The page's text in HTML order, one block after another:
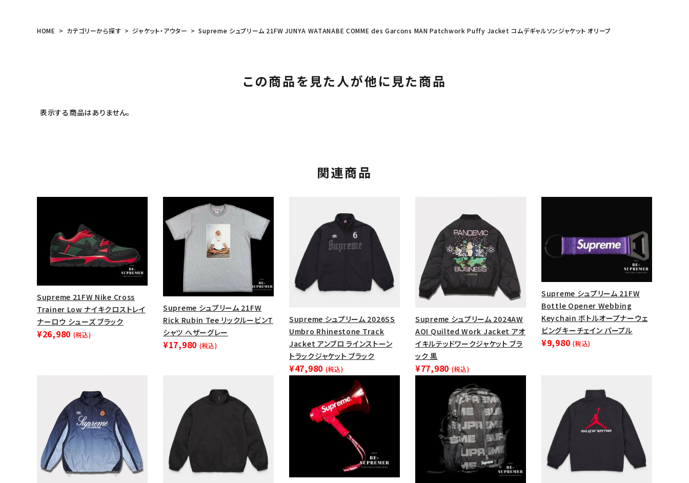
カテゴリーから探す コラボレーションブランドから探す
シーズンから探す 価格から探す
2025SS
Tシャツ・ロングスリーブ
キャップ・ハット
ショルダー・ウエストバッグ
ボックスロゴ
ブラックスウェット
HOME カテゴリーから探す ジャケット・アウター Supreme シュプリーム 21FW JUNYA WATANABE COMME des Garcons MAN Patchwork Puffy Jacket コムデギャルソンジャケット オリーブ
この商品を見た人が他に見た商品
表示する商品はありません。
関連商品
Supreme 21FW Nike Cross
Trainer Low ナイキクロストレイ
ナーロウ シューズ ブラック
¥26,980 (税込)
Supreme シュプリーム 21FW
Rick Rubin Tee リックルービンT
シャツ ヘザーグレー
¥17,980 (税込)
Supreme シュプリーム 2026SS
Umbro Rhinestone Track
Jacket アンブロ ラインストーン
トラックジャケット ブラック
¥47,980 (税込)
Supreme シュプリーム 2024AW
AOI Quilted Work Jacket アオ
イキルテッドワークジャケット ブラ
ック 黒
¥77,980 (税込)
Supreme シュプリーム 21FW
Bottle Opener Webbing
Keychain ボトルオープナーウェ
ビングキーチェイン パープル
¥9,980 (税込)